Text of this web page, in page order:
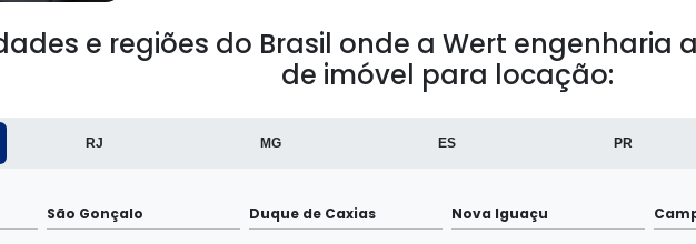
e regiões do Brasil onde a Wert
de imóvel para locação:
RJ MG ES PR
São Gonçalo Duque de Caxias Nova Iguaçu